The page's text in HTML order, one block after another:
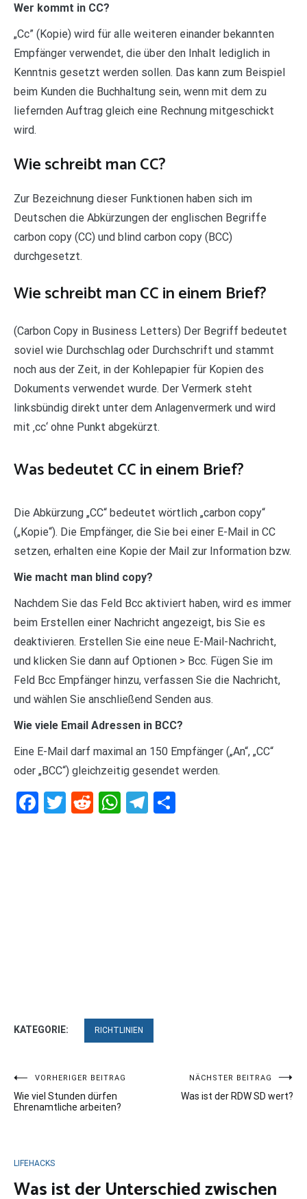
Wer kommt in CC?
„Cc” (Kopie) wird für alle weiteren einander bekannten
Empfänger verwendet, die über den Inhalt lediglich in
Kenntnis gesetzt werden sollen. Das kann zum Beispiel
beim Kunden die Buchhaltung sein, wenn mit dem zu
liefernden Auftrag gleich eine Rechnung mitgeschickt
wird.
Wie schreibt man CC?
Zur Bezeichnung dieser Funktionen haben sich im
Deutschen die Abkürzungen der englischen Begriffe
carbon copy (CC) und blind carbon copy (BCC)
durchgesetzt.
Wie schreibt man CC in einem Brief?
(Carbon Copy in Business Letters) Der Begriff bedeutet
soviel wie Durchschlag oder Durchschrift und stammt
noch aus der Zeit, in der Kohlepapier für Kopien des
Dokuments verwendet wurde. Der Vermerk steht
linksbündig direkt unter dem Anlagenvermerk und wird
mit ‚cc‘ ohne Punkt abgekürzt.
Was bedeutet CC in einem Brief?
Die Abkürzung „CC“ bedeutet wörtlich „carbon copy“
(„Kopie“). Die Empfänger, die Sie bei einer E-Mail in CC
setzen, erhalten eine Kopie der Mail zur Information bzw.
Wie macht man blind copy?
Nachdem Sie das Feld Bcc aktiviert haben, wird es immer
beim Erstellen einer Nachricht angezeigt, bis Sie es
deaktivieren. Erstellen Sie eine neue E-Mail-Nachricht,
und klicken Sie dann auf Optionen > Bcc. Fügen Sie im
Feld Bcc Empfänger hinzu, verfassen Sie die Nachricht,
und wählen Sie anschließend Senden aus.
Wie viele Email Adressen in BCC?
Eine E-Mail darf maximal an 150 Empfänger („An“, „CC“
oder „BCC“) gleichzeitig gesendet werden.
Facebook
Twitter
RedditWhatsApp
Telegram
KATEGORIE: RICHTLINIEN
Beitragsnavigation
VORHERIGER BEITRAG
Wie viel Stunden dürfen
Ehrenamtliche arbeiten?
NÄCHSTER BEITRAG
Was ist der RDW SD wert?
LIFEHACKS
Was ist der Unterschied zwischen